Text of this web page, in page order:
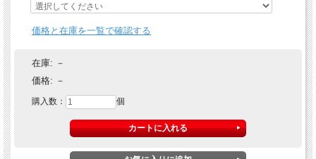
※上記動画は60mmサイズを使用しています。
価格と在庫を一覧で確認する
在庫: －
価格: －
購入数： 個